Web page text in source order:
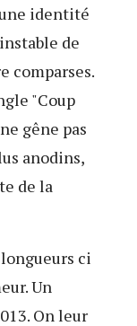
identité
de
comparses.
"Coup
gêne pas
anodins,
de la
ci
Un
On leur